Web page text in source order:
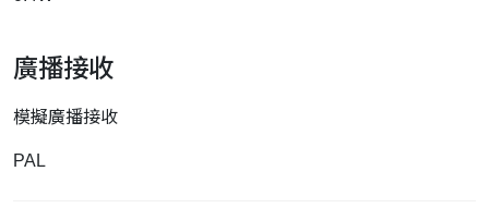
廣播接收
模擬廣播接收
PAL